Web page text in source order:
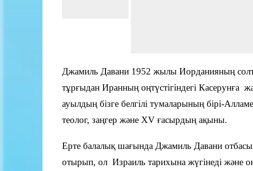
Джамиль Давани 1952 жылы Иорданияның
тұрғыдан Иранның оңтүстігіндегі Касерунға
ауылдың бізге белгілі тумаларының бірі-
теолог, заңгер және XV ғасырдың ақыны.
Ерте балалық шағында Джамиль Давани
отырып, ол Израиль тарихына жүгінеді және